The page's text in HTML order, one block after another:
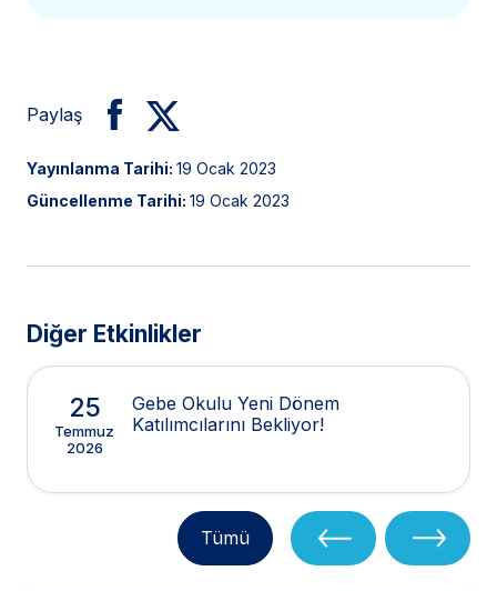
Paylaş
Yayınlanma Tarihi: 19 Ocak 2023
Güncellenme Tarihi: 19 Ocak 2023
Diğer Etkinlikler
25
Temmuz
2026
Gebe Okulu Yeni Dönem
Katılımcılarını Bekliyor!
Tümü